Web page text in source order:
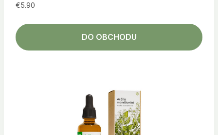
€5.90
DO OBCHODU